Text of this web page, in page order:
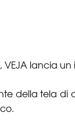
lancia un
della tela di